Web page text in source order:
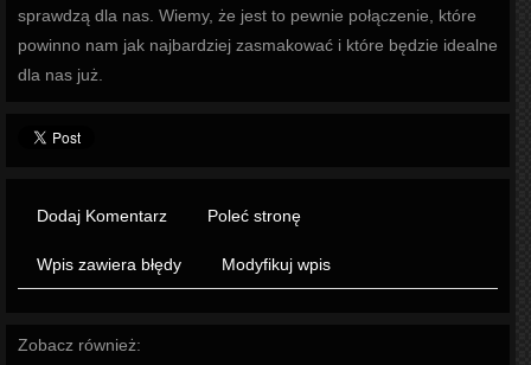
sprawdzą dla nas. Wiemy, że jest to pewnie połączenie, które
powinno nam jak najbardziej zasmakować i które będzie idealne
dla nas już.
Dodaj Komentarz Poleć stronę
Wpis zawiera błędy Modyfikuj wpis
Zobacz również: